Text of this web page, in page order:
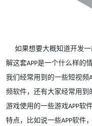
如果想要大概知道开发
解这套APP是一个什么样的
我们经常用到的一些短视频
频软件，还有大家经常用到
游戏使用的一些游戏APP软
特点，比如说一些APP软件